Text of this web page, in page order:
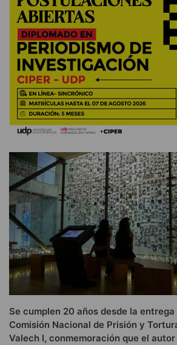
Se cumplen 20 años desde la
Comisión Nacional de Prisión y
Valech I, conmemoración que el